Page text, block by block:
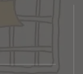
अध्यक्षमा